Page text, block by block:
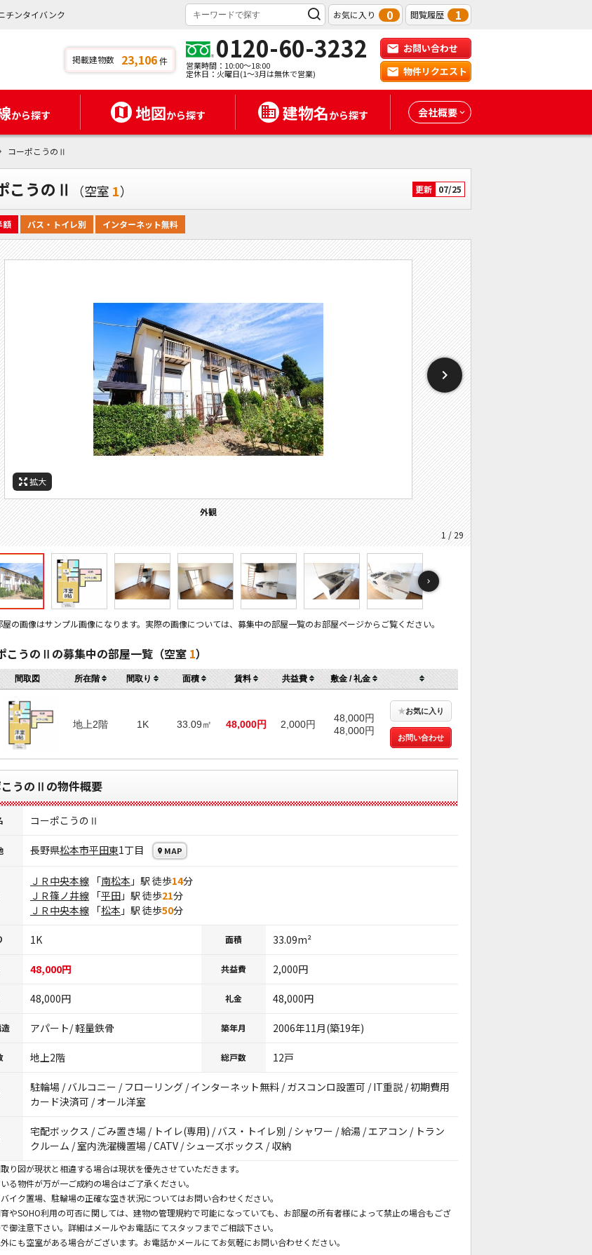
チンタイバンク お気に入り 0 閲覧履歴 1
掲載建物数 23,106件 0120-60-3232
営業時間：10:00～18:00
定休日：火曜日(1～3月は無休で営業)
お問い合わせ
物件リクエスト
から探す 地図から探す 建物名から探す 会社概要
コーポこうのⅡ
こうのⅡ （空室 1） 更新 07/25
額 バス・トイレ別 インターネット無料
拡大
外観
1 / 29
拡大
間取
間取り
拡大
居間
拡大
居間
拡大
キッチン
拡大
キッチン
拡大
キッチン
拡大
寝室
拡大
風呂
拡大
風呂
拡大
トイレ
拡大
トイレ
拡大
収納
拡大
洗面
拡大
バルコニー
拡大
設備
拡大
設備
拡大
設備
拡大
玄関
拡大
玄関
拡大
その他画像
拡大
その他画像
☆ロフト☆
拡大
セキュリティ
拡大
周辺施設：ホームセンター
拡大
周辺施設：コンビニ
拡大
周辺施設：スーパー
拡大
周辺施設：銀行
拡大
周辺施設：警察署・交番
拡大
周辺施設：役所
の画像はサンプル画像になります。実際の画像については、募集中の部屋一覧のお部屋ページからご覧ください。
こうのⅡの募集中の部屋一覧（空室 1）
間取図 所在階 間取り 面積 賃料 共益費 敷金 / 礼金
地上2階 1K 33.09㎡ 48,000円 2,000円
48,000円
48,000円
★お気に入り
お問い合わせ
こうのⅡの物件概要
コーポこうのⅡ
長野県松本市平田東1丁目 MAP
ＪＲ中央本線 「南松本 」駅 徒歩14分
ＪＲ篠ノ井線 「平田 」駅 徒歩21分
ＪＲ中央本線 「松本 」駅 徒歩50分
1K 面積 33.09m²
48,000円 共益費 2,000円
48,000円 礼金 48,000円
アパート/ 軽量鉄骨 築年月 2006年11月(築19年)
地上2階 総戸数 12戸
駐輪場 / バルコニー / フローリング / インターネット無料 / ガスコンロ設置可 / IT重説 / 初期費用
カード決済可 / オール洋室
宅配ボックス / ごみ置き場 / トイレ(専用) / バス・トイレ別 / シャワー / 給湯 / エアコン / トラン
クルーム / 室内洗濯機置場 / CATV / シューズボックス / 収納
り図が現状と相違する場合は現状を優先させていただきます。
る物件が万が一ご成約の場合はご了承ください。
イク置場、駐輪場の正確な空き状況についてはお問い合わせください。
やSOHO利用の可否に関しては、建物の管理規約で可能になっていても、お部屋の所有者様によって禁止の場合もござ
御注意下さい。詳細はメールやお電話にてスタッフまでご相談下さい。
にも空室がある場合がございます。お電話かメールにてお気軽にお問い合わせください。